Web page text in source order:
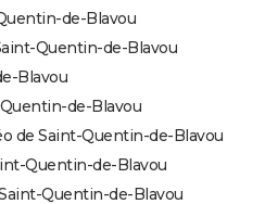
de-Blavou
Quentin-de-Blavou
Blavou
de-Blavou
de Saint-Quentin-de-Blavou
Quentin-de-Blavou
Quentin-de-Blavou